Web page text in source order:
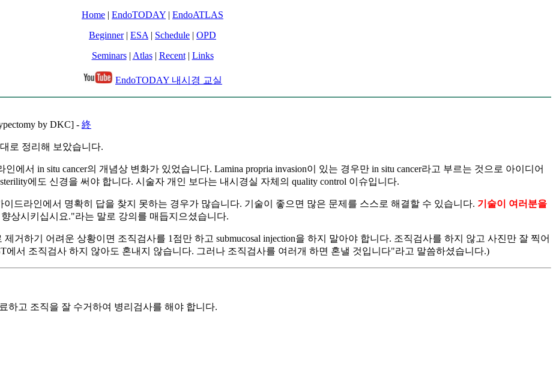
Home | EndoTODAY | EndoATLAS
Beginner| ESA | Schedule | OPD
Seminars| Atlas| Recent| Links
EndoTODAY 내시경 교실
by DKC] - 終
로 정리해 보았습니다.
에서 in situ cancer의 개념상 변화가 있었습니다. Lamina propria invasion이 있는 경우만 in situ cancer라고 부르는 것으로 아이디어
에도 신경을 써야 합니다. 시술자 개인 보다는 내시경실 자체의 quality control 이슈입니다.
이드라인에서 명확히 답을 찾지 못하는 경우가 많습니다. 기술이 좋으면 많은 문제를 스스로 해결할 수 있습니다. 기술이 여러분을
상시키십시요."라는 말로 강의를 매듭지으셨습니다.
제거하기 어려운 상황이면 조직검사를 1점만 하고 submucosal injection을 하지 말아야 합니다. 조직검사를 하지 않고 사진만 잘 찍어
서 조직검사 하지 않아도 혼내지 않습니다. 그러나 조직검사를 여러개 하면 혼낼 것입니다"라고 말씀하셨습니다.)
하고 조직을 잘 수거하여 병리검사를 해야 합니다.